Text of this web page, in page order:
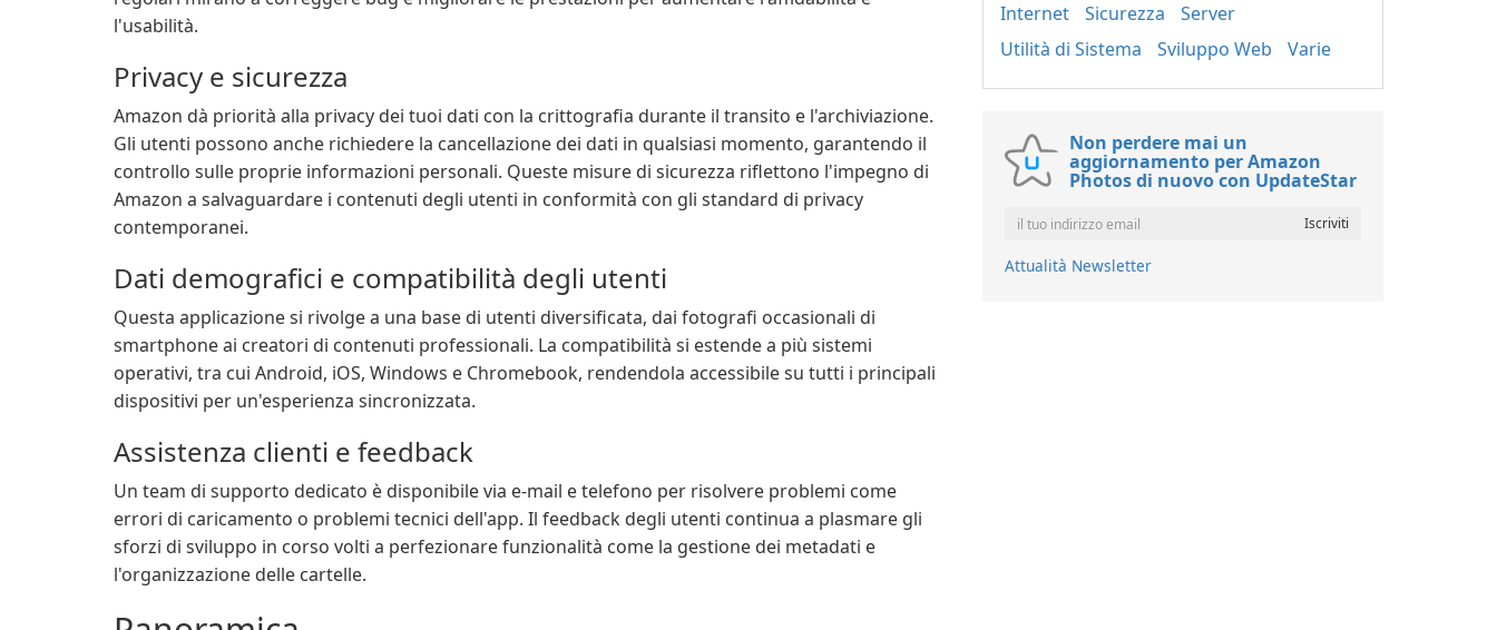
l'usabilità.
Privacy e sicurezza
Amazon dà priorità alla privacy dei tuoi dati con la crittografia durante il transito e l'archiviazione.
Gli utenti possono anche richiedere la cancellazione dei dati in qualsiasi momento, garantendo il
controllo sulle proprie informazioni personali. Queste misure di sicurezza riflettono l'impegno di
Amazon a salvaguardare i contenuti degli utenti in conformità con gli standard di privacy
contemporanei.
Dati demografici e compatibilità degli utenti
Questa applicazione si rivolge a una base di utenti diversificata, dai fotografi occasionali di
smartphone ai creatori di contenuti professionali. La compatibilità si estende a più sistemi
operativi, tra cui Android, iOS, Windows e Chromebook, rendendola accessibile su tutti i principali
dispositivi per un'esperienza sincronizzata.
Assistenza clienti e feedback
Un team di supporto dedicato è disponibile via e-mail e telefono per risolvere problemi come
errori di caricamento o problemi tecnici dell'app. Il feedback degli utenti continua a plasmare gli
sforzi di sviluppo in corso volti a perfezionare funzionalità come la gestione dei metadati e
l'organizzazione delle cartelle.
Internet
Sicurezza
Server
Utilità di Sistema
Sviluppo Web Varie
Non perdere mai un
aggiornamento per Amazon
Photos di nuovo con UpdateStar
Attualità Newsletter